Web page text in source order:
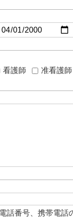
看護師 准看護師
話番号、携帯電話